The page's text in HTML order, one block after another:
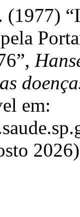
em: